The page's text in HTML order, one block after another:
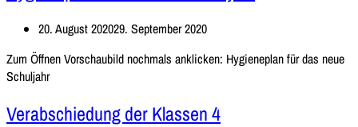
20. August 202029. September 2020
Zum Öffnen Vorschaubild nochmals anklicken: Hygieneplan für das neue
Schuljahr
Verabschiedung der Klassen 4